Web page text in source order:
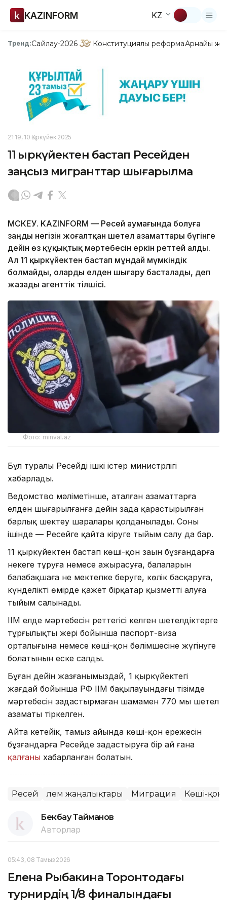
KAZINFORM KZ
Тренд:Сайлау-2026 Конституциялық реформаАрнайы
21:19, 10 Қыркүйек 2025
11 қыркүйектен бастап Ресейден
заңсыз мигранттар шығарылмақ
МӘСКЕУ. KAZINFORM — Ресей аумағында болуға
заңды негізін жоғалтқан шетел азаматтары бүгінге
дейін өз құқықтық мәртебесін еркін реттей алды.
Ал 11 қыркүйектен бастап мұндай мүмкіндік
болмайды, оларды елден шығару басталады, деп
жазады агенттік тілшісі.
Фото: minval.az
Бұл туралы Ресейдің ішкі істер министрлігі
хабарлады.
Ведомство мәліметінше, аталған азаматтарға
елден шығарылғанға дейін заңда қарастырылған
барлық шектеу шаралары қолданылады. Соның
ішінде — Ресейге қайта кіруге тыйым салу да бар.
11 қыркүйектен бастап көші-қон заңын бұзғандарға
некеге тұруға немесе ажырасуға, балаларын
балабақшаға не мектепке беруге, көлік басқаруға,
күнделікті өмірде қажет бірқатар қызметті алуға
тыйым салынады.
ІІМ елде мәртебесін реттегісі келген шетелдіктерге
тұрғылықты жері бойынша паспорт-виза
орталығына немесе көші-қон бөлімшесіне жүгінуге
болатынын еске салды.
Бұған дейін жазғанымыздай, 1 қыркүйектегі
жағдай бойынша РФ ІІМ бақылауындағы тізімде
мәртебесін заңдастырмаған шамамен 770 мың шетел
азаматы тіркелген.
Айта кетейік, тамыз айында көші-қон ережесін
бұзғандарға Ресейде заңдастыруға бір ай ғана
қалғаны хабарланған болатын.
Ресей Әлем жаңалықтары Миграция Көші-қон
Бекбау Тайманов
Авторлар
05:43, 08 Тамыз 2026
Елена Рыбакина Торонтодағы
турнирдің 1/8 финалындағы